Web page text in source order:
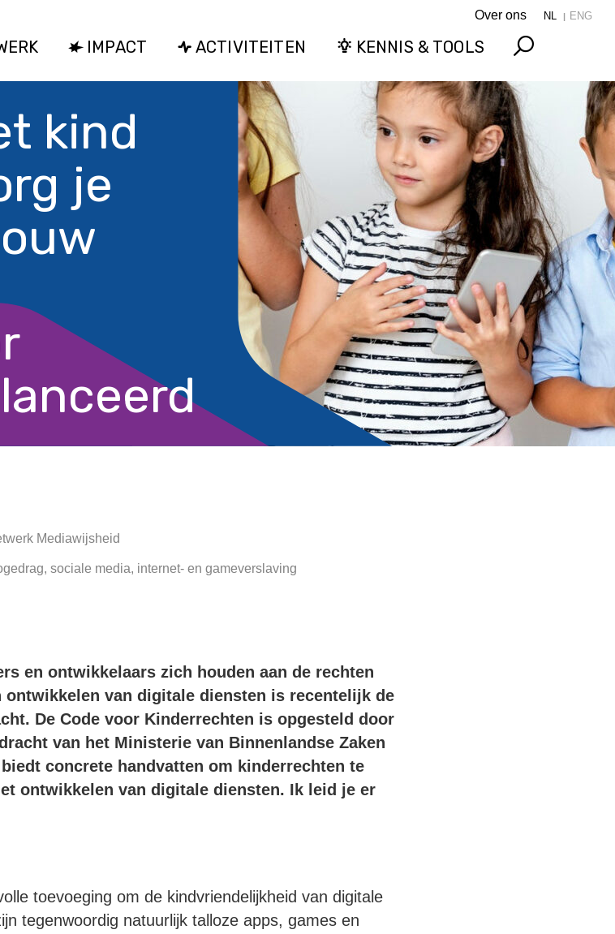
Over ons NL ENG
IMPACT ACTIVITEITEN KENNIS & TOOLS
kind
je
Mediawijsheid
sociale media, internet- en gameverslaving
en ontwikkelaars zich houden aan de rechten
van digitale diensten is recentelijk de
De Code voor Kinderrechten is opgesteld door
van het Ministerie van Binnenlandse Zaken
concrete handvatten om kinderrechten te
ontwikkelen van digitale diensten. Ik leid je er
toevoeging om de kindvriendelijkheid van digitale
tegenwoordig natuurlijk talloze apps, games en